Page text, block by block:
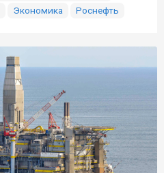
Экономика Роснефть